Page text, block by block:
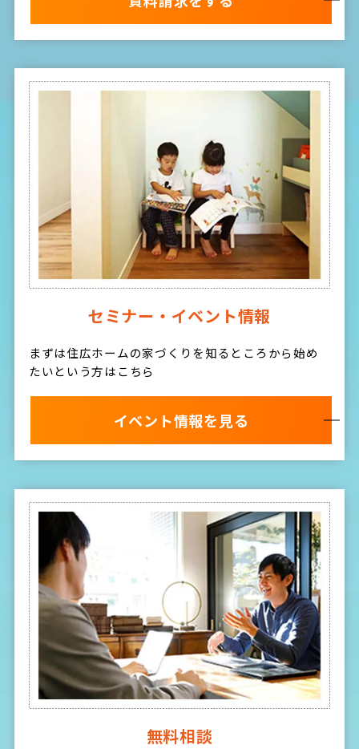
セミナー・イベント情報
まずは住広ホームの家づくりを知るところから始め
たいという方はこちら
イベント情報を見る
無料相談